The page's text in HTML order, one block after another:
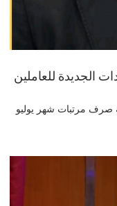
الجديدة للعاملين
صرف مرتبات شهر يوليو